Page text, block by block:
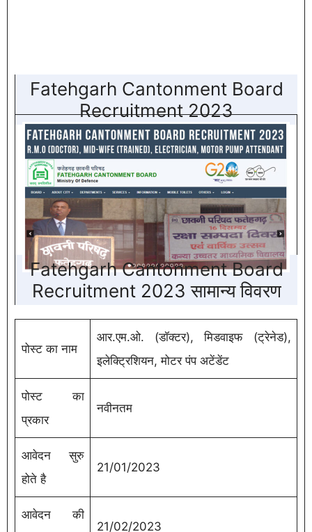
Fatehgarh Cantonment Board
Recruitment 2023
Fatehgarh Cantonment Board
Recruitment 2023 सामान्य विवरण
पोस्ट का नाम
आर.एम.ओ. (डॉक्टर), मिडवाइफ (ट्रेनेड),
इलेक्ट्रिशियन, मोटर पंप अटेंडेंट
पोस्ट का
प्रकार
नवीनतम
आवेदन सुरु
होते है
21/01/2023
आवेदन की
21/02/2023